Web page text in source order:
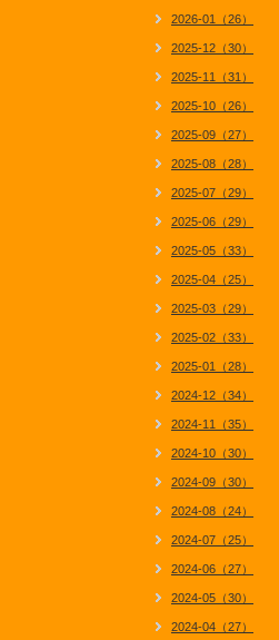
2026-01（26）
2025-12（30）
2025-11（31）
2025-10（26）
2025-09（27）
2025-08（28）
2025-07（29）
2025-06（29）
2025-05（33）
2025-04（25）
2025-03（29）
2025-02（33）
2025-01（28）
2024-12（34）
2024-11（35）
2024-10（30）
2024-09（30）
2024-08（24）
2024-07（25）
2024-06（27）
2024-05（30）
2024-04（27）